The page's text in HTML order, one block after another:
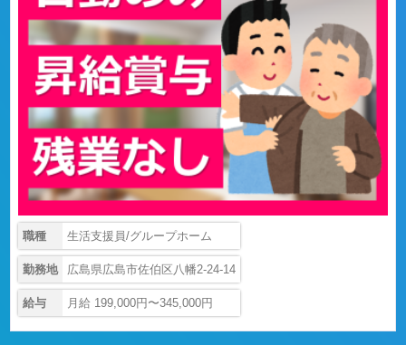
職種 生活支援員/グループホーム
勤務地 広島県広島市佐伯区八幡2-24-14
給与 月給 199,000円〜345,000円